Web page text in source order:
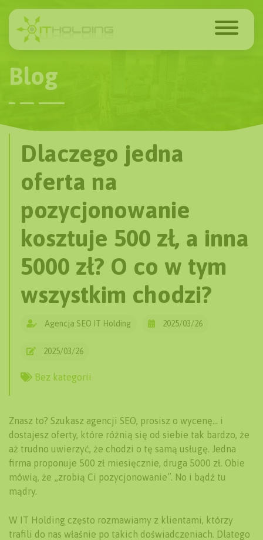
Blog
Dlaczego jedna
oferta na
pozycjonowanie
kosztuje 500 zł, a inna
5000 zł? O co w tym
wszystkim chodzi?
Agencja SEO IT Holding 2025/03/26
2025/03/26
Bez kategorii
Znasz to? Szukasz agencji SEO, prosisz o wycenę… i
dostajesz oferty, które różnią się od siebie tak bardzo, że
aż trudno uwierzyć, że chodzi o tę samą usługę. Jedna
firma proponuje 500 zł miesięcznie, druga 5000 zł. Obie
mówią, że „zrobią Ci pozycjonowanie”. No i bądź tu
mądry.
W IT Holding często rozmawiamy z klientami, którzy
trafili do nas właśnie po takich doświadczeniach. Dlatego